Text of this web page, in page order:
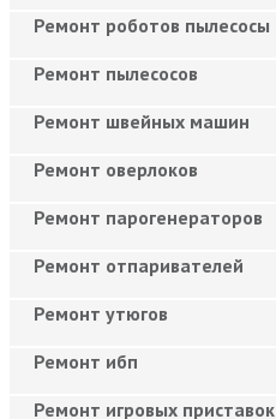
Ремонт роботов пылесосы
Ремонт пылесосов
Ремонт швейных машин
Ремонт оверлоков
Ремонт парогенераторов
Ремонт отпаривателей
Ремонт утюгов
Ремонт ибп
Ремонт игровых приставок